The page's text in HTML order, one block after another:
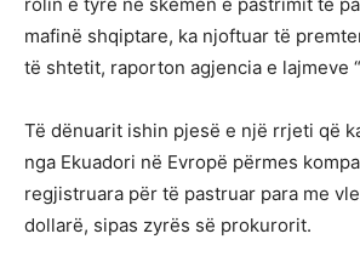
rolin e tyre në skemën e pastrimit të
mafinë shqiptare, ka njoftuar të
të shtetit, raporton agjencia e lajmeve
Të dënuarit ishin pjesë e një rrjeti që
nga Ekuadori në Evropë përmes
regjistruara për të pastruar para me
dollarë, sipas zyrës së prokurorit.